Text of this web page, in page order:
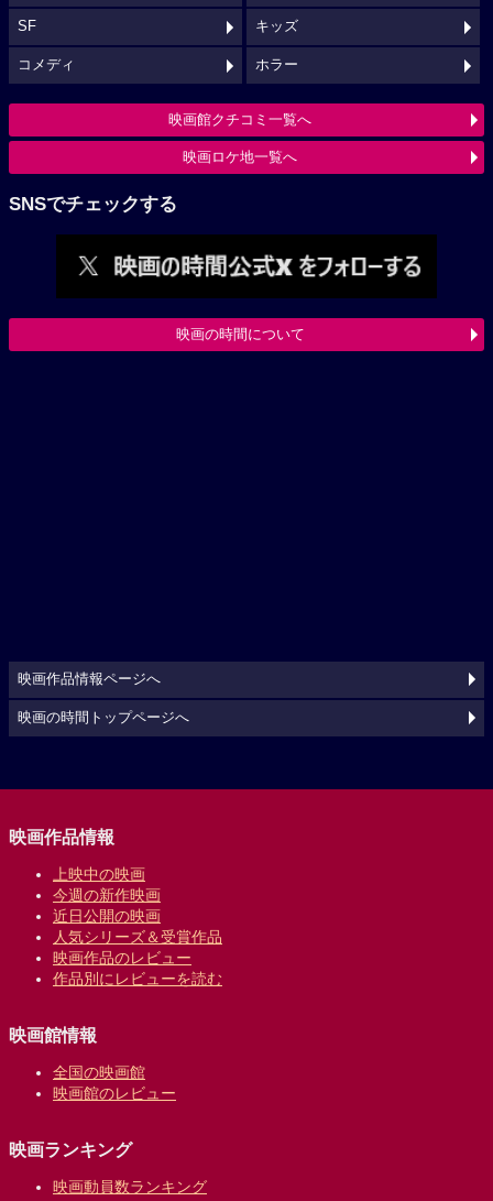
SF キッズ
コメディ ホラー
映画館クチコミ一覧へ
映画ロケ地一覧へ
SNSでチェックする
映画の時間について
映画作品情報ページへ
映画の時間トップページへ
映画作品情報
上映中の映画
今週の新作映画
近日公開の映画
人気シリーズ＆受賞作品
映画作品のレビュー
作品別にレビューを読む
映画館情報
全国の映画館
映画館のレビュー
映画ランキング
映画動員数ランキング